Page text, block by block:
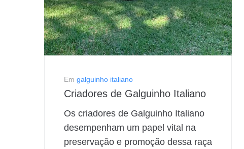
Em galguinho italiano
Criadores de Galguinho Italiano
Os criadores de Galguinho Italiano
desempenham um papel vital na
preservação e promoção dessa raça